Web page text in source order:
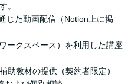
。
じた動画配信（Notion上に掲
ークスペース）を利用した講座
助教材の提供（契約者限定）